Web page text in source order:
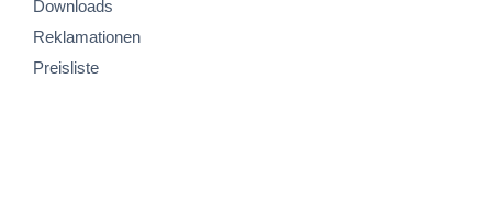
Downloads
Reklamationen
Preisliste